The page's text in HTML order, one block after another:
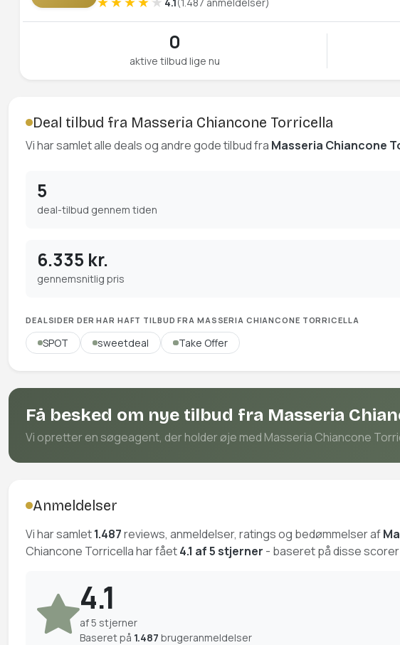
0
aktive tilbud lige nu
Deal tilbud fra Masseria Chiancone Torricella
Vi har samlet alle deals og andre gode tilbud fra Masseria Chiancone
5
deal-tilbud gennem tiden
6.335 kr.
gennemsnitlig pris
DEALSIDER DER HAR HAFT TILBUD FRA MASSERIA CHIANCONE TORRICELLA
SPOT sweetdeal Take Offer
Få besked om nye tilbud fra Masseria
Vi opretter en søgeagent, der holder øje med Masseria Chiancone
Anmeldelser
Vi har samlet1.487reviews, anmeldelser, ratings og bedømmelser af
Chiancone Torricella har fået4.1 af 5 stjerner - baseret på disse
4.1
af 5 stjerner
Baseret på 1.487 brugeranmeldelser